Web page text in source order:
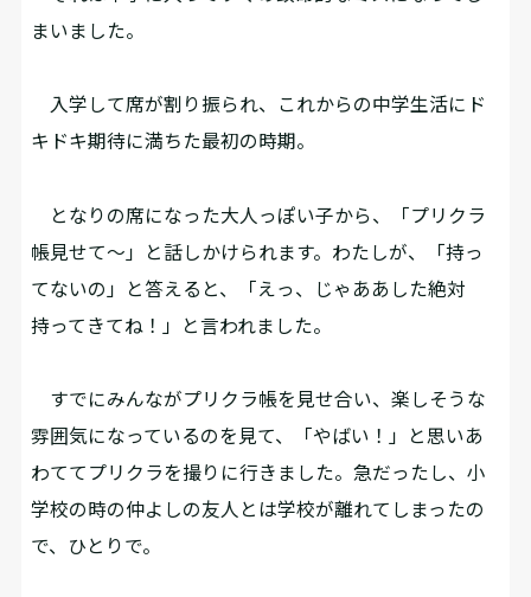
まいました。
入学して席が割り振られ、これからの中学生活にド
キドキ期待に満ちた最初の時期。
となりの席になった大人っぽい子から、「プリクラ
帳見せて～」と話しかけられます。わたしが、「持っ
てないの」と答えると、「えっ、じゃああした絶対
持ってきてね！」と言われました。
すでにみんながプリクラ帳を見せ合い、楽しそうな
雰囲気になっているのを見て、「やばい！」と思いあ
わててプリクラを撮りに行きました。急だったし、小
学校の時の仲よしの友人とは学校が離れてしまったの
で、ひとりで。